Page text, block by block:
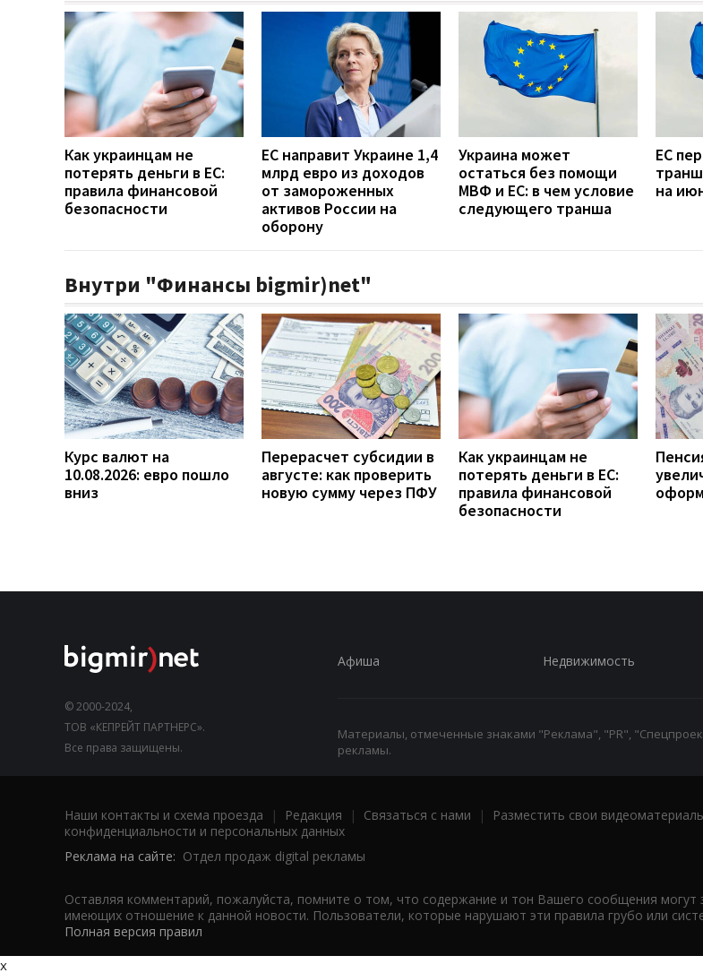
Как украинцам не
потерять деньги в ЕС:
правила финансовой
безопасности
ЕС направит Украине 1,4
млрд евро из доходов
от замороженных
активов России на
оборону
Украина может
остаться без помощи
МВФ и ЕС: в чем условие
следующего транша
ЕС
на
Внутри "Финансы bigmir)net"
Курс валют на
10.08.2026: евро пошло
вниз
Перерасчет субсидии в
августе: как проверить
новую сумму через ПФУ
Как украинцам не
потерять деньги в ЕС:
правила финансовой
безопасности
© 2000-2024,
ТОВ «КЕПРЕЙТ ПАРТНЕРС».
Все права защищены.
Афиша Недвижимость
Материалы, отмеченные знаками "Реклама", "PR",
рекламы.
Наши контакты и схема проезда | Редакция | Связаться с нами | Разместить свои
конфиденциальности и персональных данных
Реклама на сайте: Отдел продаж digital рекламы
Оставляя комментарий, пожалуйста, помните о том, что содержание и тон Вашего сообщения могут
имеющих отношение к данной новости. Пользователи, которые нарушают эти правила грубо или
Полная версия правил
x